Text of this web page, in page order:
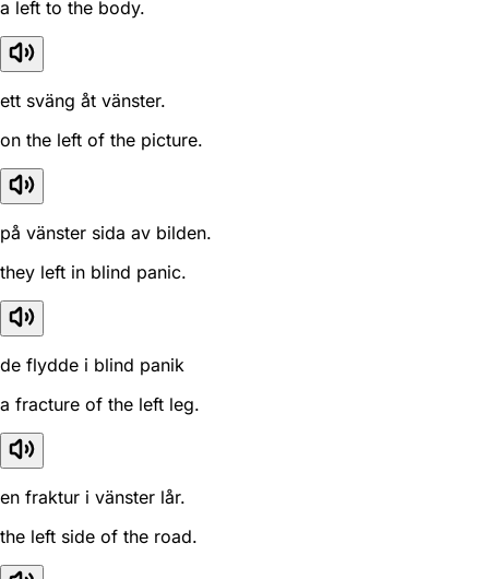
a left to the body.
ett sväng åt vänster.
on the left of the picture.
på vänster sida av bilden.
they left in blind panic.
de flydde i blind panik
a fracture of the left leg.
en fraktur i vänster lår.
the left side of the road.